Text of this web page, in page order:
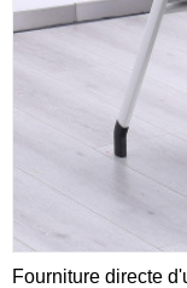
Fourniture directe